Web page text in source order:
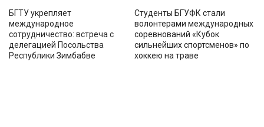
БГТУ укрепляет
международное
сотрудничество: встреча с
делегацией Посольства
Республики Зимбабве
Студенты БГУФК стали
волонтерами международных
соревнований «Кубок
сильнейших спортсменов» по
хоккею на траве